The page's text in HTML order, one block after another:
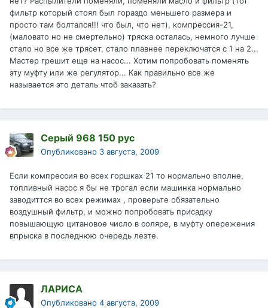
фильтр который стоял был гораздо меньшего размера и
просто там болтался!!! что был, что нет), компрессия-21,
(маловато но не смертельно) тряска осталась, немного лучше
стало но все же трясет, стало плавнее переключатся с 1 на 2...
Мастер грешит еще на насос... Хотим попробовать поменять
эту муфту или же регулятор... Как правильно все же
называется это деталь чтоб заказать?
Серый 968 150 рус
Опубликовано 3 августа, 2009
Если компрессия во всех горшках 21 то нормально вполне,
топливный насос я бы не трогал если машинка нормально
заводиттся во всех режимах , проверьте обязательно
воздушный фильтр, и можно попробовать присадку
повышающую цитановое число в соляре, в муфту опережения
впрыска в последнюю очередь лезте.
ЛАРИСА
Опубликовано 4 августа, 2009